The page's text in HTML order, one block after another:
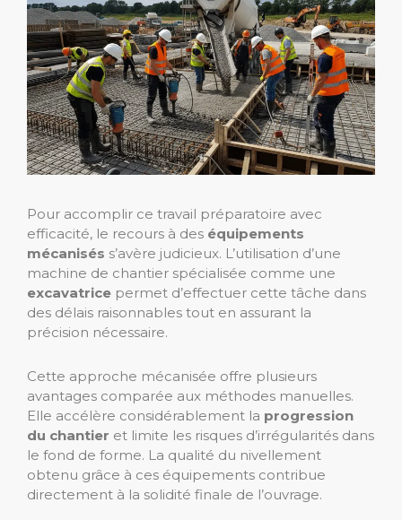
Pour accomplir ce travail préparatoire avec
efficacité, le recours à des équipements
mécanisés s’avère judicieux. L’utilisation d’une
machine de chantier spécialisée comme une
excavatrice permet d’effectuer cette tâche dans
des délais raisonnables tout en assurant la
précision nécessaire.
Cette approche mécanisée offre plusieurs
avantages comparée aux méthodes manuelles.
Elle accélère considérablement la progression
du chantier et limite les risques d’irrégularités dans
le fond de forme. La qualité du nivellement
obtenu grâce à ces équipements contribue
directement à la solidité finale de l’ouvrage.